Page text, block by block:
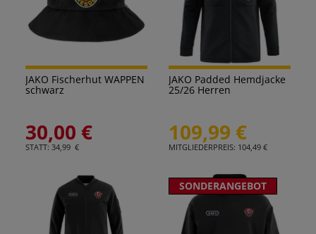
JAKO Fischerhut WAPPEN
schwarz
30,00 €
STATT: 34,99 €
JAKO Padded Hemdjacke
25/26 Herren
109,99 €
MITGLIEDERPREIS: 104,49 €
SONDERANGEBOT